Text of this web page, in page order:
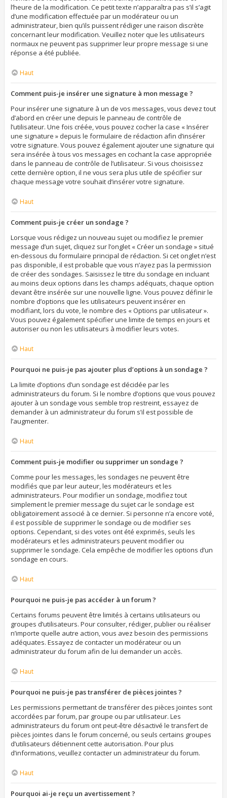
l’heure de la modification. Ce petit texte n’apparaîtra pas s’il s’agit
d’une modification effectuée par un modérateur ou un
administrateur, bien qu’ils puissent rédiger une raison discrète
concernant leur modification. Veuillez noter que les utilisateurs
normaux ne peuvent pas supprimer leur propre message si une
réponse a été publiée.
Haut
Comment puis-je insérer une signature à mon message ?
Pour insérer une signature à un de vos messages, vous devez tout
d’abord en créer une depuis le panneau de contrôle de
l’utilisateur. Une fois créée, vous pouvez cocher la case « Insérer
une signature » depuis le formulaire de rédaction afin d’insérer
votre signature. Vous pouvez également ajouter une signature qui
sera insérée à tous vos messages en cochant la case appropriée
dans le panneau de contrôle de l’utilisateur. Si vous choisissez
cette dernière option, il ne vous sera plus utile de spécifier sur
chaque message votre souhait d’insérer votre signature.
Haut
Comment puis-je créer un sondage ?
Lorsque vous rédigez un nouveau sujet ou modifiez le premier
message d’un sujet, cliquez sur l’onglet « Créer un sondage » situé
en-dessous du formulaire principal de rédaction. Si cet onglet n’est
pas disponible, il est probable que vous n’ayez pas la permission
de créer des sondages. Saisissez le titre du sondage en incluant
au moins deux options dans les champs adéquats, chaque option
devant être insérée sur une nouvelle ligne. Vous pouvez définir le
nombre d’options que les utilisateurs peuvent insérer en
modifiant, lors du vote, le nombre des « Options par utilisateur ».
Vous pouvez également spécifier une limite de temps en jours et
autoriser ou non les utilisateurs à modifier leurs votes.
Haut
Pourquoi ne puis-je pas ajouter plus d’options à un sondage ?
La limite d’options d’un sondage est décidée par les
administrateurs du forum. Si le nombre d’options que vous pouvez
ajouter à un sondage vous semble trop restreint, essayez de
demander à un administrateur du forum s’il est possible de
l’augmenter.
Haut
Comment puis-je modifier ou supprimer un sondage ?
Comme pour les messages, les sondages ne peuvent être
modifiés que par leur auteur, les modérateurs et les
administrateurs. Pour modifier un sondage, modifiez tout
simplement le premier message du sujet car le sondage est
obligatoirement associé à ce dernier. Si personne n’a encore voté,
il est possible de supprimer le sondage ou de modifier ses
options. Cependant, si des votes ont été exprimés, seuls les
modérateurs et les administrateurs peuvent modifier ou
supprimer le sondage. Cela empêche de modifier les options d’un
sondage en cours.
Haut
Pourquoi ne puis-je pas accéder à un forum ?
Certains forums peuvent être limités à certains utilisateurs ou
groupes d’utilisateurs. Pour consulter, rédiger, publier ou réaliser
n’importe quelle autre action, vous avez besoin des permissions
adéquates. Essayez de contacter un modérateur ou un
administrateur du forum afin de lui demander un accès.
Haut
Pourquoi ne puis-je pas transférer de pièces jointes ?
Les permissions permettant de transférer des pièces jointes sont
accordées par forum, par groupe ou par utilisateur. Les
administrateurs du forum ont peut-être désactivé le transfert de
pièces jointes dans le forum concerné, ou seuls certains groupes
d’utilisateurs détiennent cette autorisation. Pour plus
d’informations, veuillez contacter un administrateur du forum.
Haut
Pourquoi ai-je reçu un avertissement ?